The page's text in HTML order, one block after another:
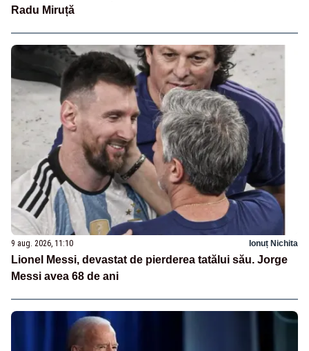
Radu Miruță
9 aug. 2026, 11:10 Ionuț Nichita
Lionel Messi, devastat de pierderea tatălui său. Jorge
Messi avea 68 de ani